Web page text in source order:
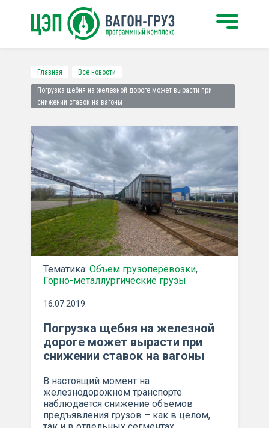
Главная Все новости
Погрузка щебня на железной дороге может вырасти при
снижении ставок на вагоны
Тематика: Объем грузоперевозки,
Горно-металлургические грузы
16.07.2019
Погрузка щебня на железной
дороге может вырасти при
снижении ставок на вагоны
В настоящий момент на
железнодорожном транспорте
наблюдается снижение объемов
предъявления грузов – как в целом,